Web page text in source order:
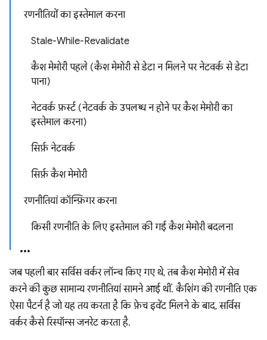
रणनीतियों का इस्तेमाल करना
Stale-While-Revalidate
कैश मेमोरी पहले (कैश मेमोरी से डेटा न मिलने पर नेटवर्क से डेटा
पाना)
नेटवर्क फ़र्स्ट (नेटवर्क के उपलब्ध न होने पर कैश मेमोरी का
इस्तेमाल करना)
सिर्फ़ नेटवर्क
सिर्फ़ कैश मेमोरी
रणनीतियां कॉन्फ़िगर करना
किसी रणनीति के लिए इस्तेमाल की गई कैश मेमोरी बदलना
जब पहली बार सर्विस वर्कर लॉन्च किए गए थे, तब कैश मेमोरी में सेव
करने की कुछ सामान्य रणनीतियां सामने आई थीं. कैशिंग की रणनीति एक
ऐसा पैटर्न है जो यह तय करता है कि फ़ेच इवेंट मिलने के बाद, सर्विस
वर्कर कैसे रिस्पॉन्स जनरेट करता है.